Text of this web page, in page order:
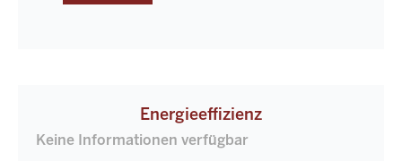
Energieeffizienz
Keine Informationen verfügbar